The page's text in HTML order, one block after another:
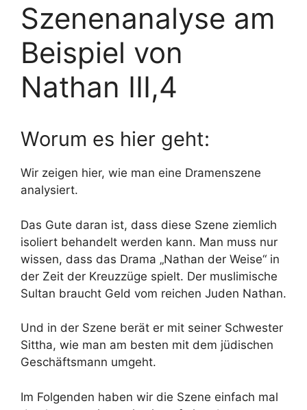
Szenenanalyse am
Beispiel von
Nathan III,4
Worum es hier geht:
Wir zeigen hier, wie man eine Dramenszene
analysiert.
Das Gute daran ist, dass diese Szene ziemlich
isoliert behandelt werden kann. Man muss nur
wissen, dass das Drama „Nathan der Weise“ in
der Zeit der Kreuzzüge spielt. Der muslimische
Sultan braucht Geld vom reichen Juden Nathan.
Und in der Szene berät er mit seiner Schwester
Sittha, wie man am besten mit dem jüdischen
Geschäftsmann umgeht.
Im Folgenden haben wir die Szene einfach mal